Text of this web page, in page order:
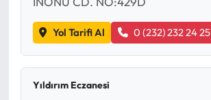
Yol Tarifi Al 0 (232) 232 24 25
Yıldırım Eczanesi